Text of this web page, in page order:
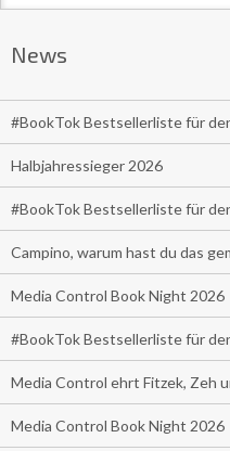
News
#BookTok Bestsellerliste für
Halbjahressieger 2026
#BookTok Bestsellerliste für
Campino, warum hast du das
Media Control Book Night 2026
#BookTok Bestsellerliste für
Media Control ehrt Fitzek, Zeh
Media Control Book Night 2026